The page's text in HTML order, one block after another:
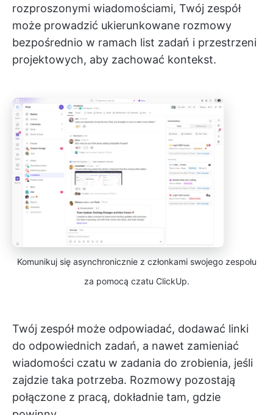
rozproszonymi wiadomościami, Twój zespół
może prowadzić ukierunkowane rozmowy
bezpośrednio w ramach list zadań i przestrzeni
projektowych, aby zachować kontekst.
Komunikuj się asynchronicznie z członkami swojego zespołu
za pomocą czatu ClickUp.
Twój zespół może odpowiadać, dodawać linki
do odpowiednich zadań, a nawet zamieniać
wiadomości czatu w zadania do zrobienia, jeśli
zajdzie taka potrzeba. Rozmowy pozostają
połączone z pracą, dokładnie tam, gdzie